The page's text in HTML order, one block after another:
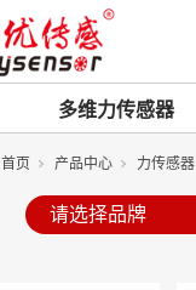
多维力传感器
首页 产品中心 力传感器